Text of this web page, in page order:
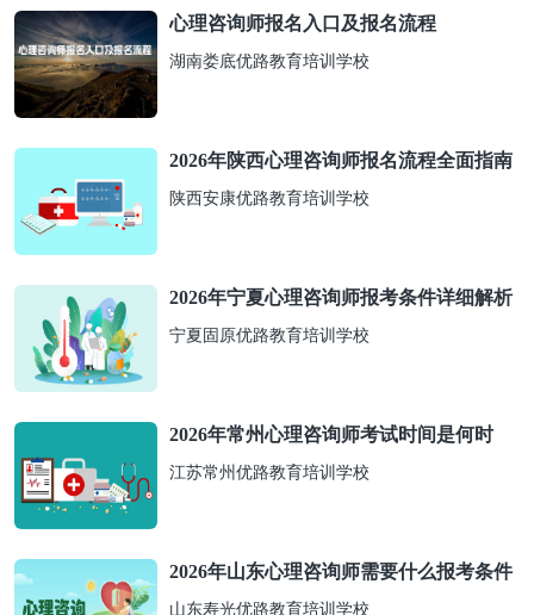
心理咨询师报名入口及报名流程
湖南娄底优路教育培训学校
2026年陕西心理咨询师报名流程全面指南
陕西安康优路教育培训学校
2026年宁夏心理咨询师报考条件详细解析
宁夏固原优路教育培训学校
2026年常州心理咨询师考试时间是何时
江苏常州优路教育培训学校
2026年山东心理咨询师需要什么报考条件
山东寿光优路教育培训学校